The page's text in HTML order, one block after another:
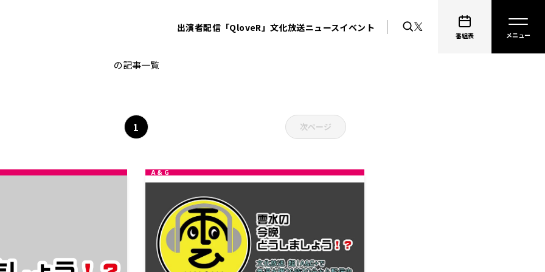
出演者配信「QloveR」文化放送ニュースイベント
番組表
の記事一覧
1 次ページ